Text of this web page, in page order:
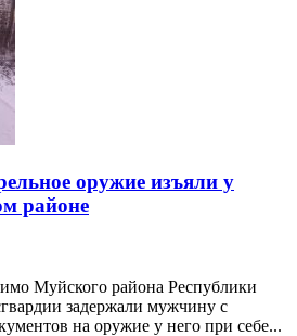
оружие изъяли у
районе
Муйского района Республики
задержали мужчину с
на оружие у него при себе...